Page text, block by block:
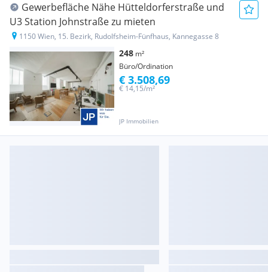
Gewerbefläche Nähe Hütteldorferstraße und
U3 Station Johnstraße zu mieten
1150 Wien, 15. Bezirk, Rudolfsheim-Fünfhaus, Kannegasse 8
248 m²
Büro/Ordination
JP Immobilien
€ 14,15/m²
€ 3.508,69